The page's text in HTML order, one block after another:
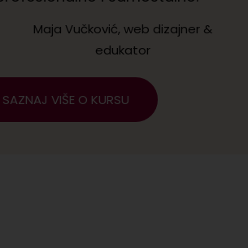
Maja Vučković, web dizajner &
edukator
SAZNAJ VIŠE O KURSU